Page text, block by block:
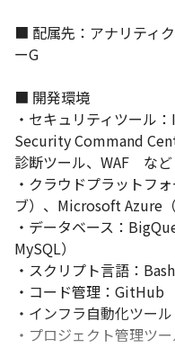
それぞれの強みを活かせる
■ 配属先：アナリティ
ーG
■ 開発環境
・セキュリティツール
Security Command
診断ツール、WAF　など
・クラウドプラットフ
ブ）、Microsoft Azure（
・データベース：
MySQL）
・スクリプト言語：
・コード管理：GitHub
・インフラ自動化ツー
・プロジェクト管理ツ